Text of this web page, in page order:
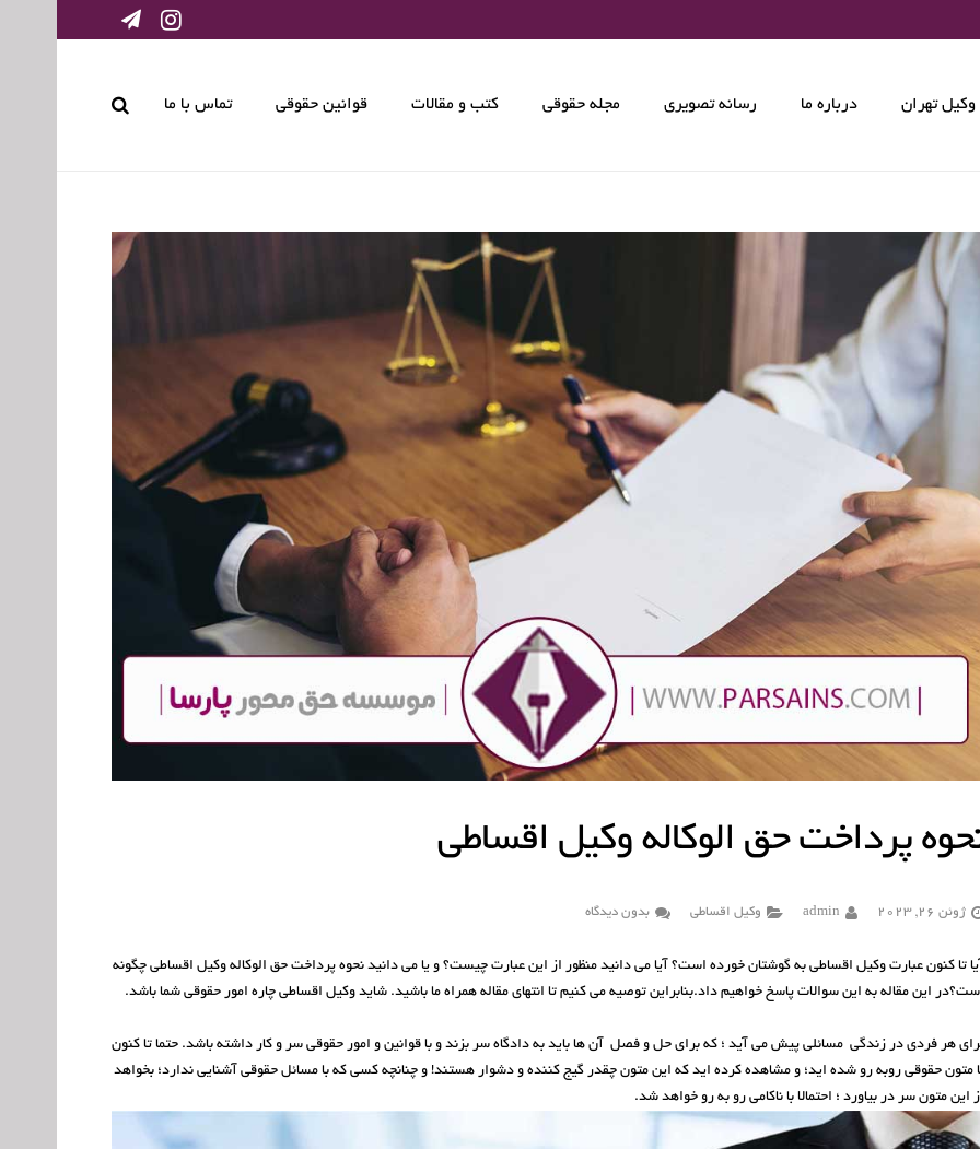
وکیل تهران درباره ما رسانه تصویری مجله حقوقی کتب و مقالات قوانین حقوقی تماس با ما
پرداخت حق الوکاله وکیل اقساطی
ژوئن 26, 2023 admin وکیل اقساطی بدون دیدگاه
تا کنون عبارت وکیل اقساطی به گوشتان خورده است؟ آیا می دانید منظور از این عبارت چیست؟ و یا می دانید نحوه پرداخت حق الوکاله وکیل اقساطی چگونه
این مقاله به این سوالات پاسخ خواهیم داد.بنابراین توصیه می کنیم تا انتهای مقاله همراه ما باشید. شاید وکیل اقساطی چاره امور حقوقی شما باشد.
هر فردی در زندگی مسائلی پیش می آید ؛ که برای حل و فصل آن ها باید به دادگاه سر بزند و با قوانین و امور حقوقی سر و کار داشته باشد. حتما تا کنون
متون حقوقی روبه رو شده اید؛ و مشاهده کرده اید که این متون چقدر گیج کننده و دشوار هستند! و چنانچه کسی که با مسائل حقوقی آشنایی ندارد؛ بخواهد
این متون سر در بیاورد ؛ احتمالا با ناکامی رو به رو خواهد شد.